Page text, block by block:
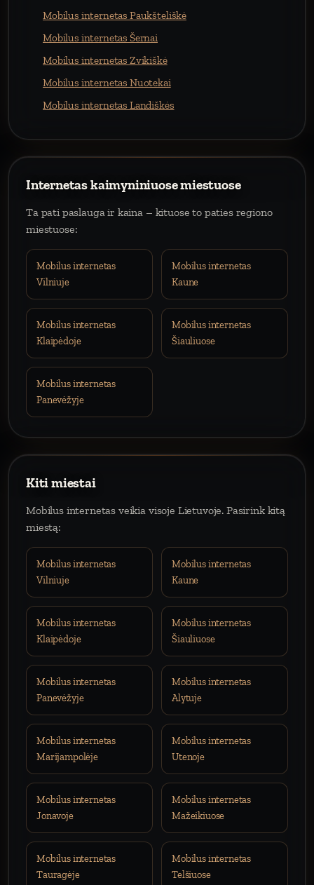
Mobilus internetas Paukšteliškė
Mobilus internetas Šernai
Mobilus internetas Zvikiškė
Mobilus internetas Nuotekai
Mobilus internetas Landiškės
Internetas kaimyniniuose miestuose
Ta pati paslauga ir kaina – kituose to paties regiono
miestuose:
Mobilus internetas
Vilniuje
Mobilus internetas
Kaune
Mobilus internetas
Klaipėdoje
Mobilus internetas
Šiauliuose
Mobilus internetas
Panevėžyje
Kiti miestai
Mobilus internetas veikia visoje Lietuvoje. Pasirink kitą
miestą:
Mobilus internetas
Vilniuje
Mobilus internetas
Kaune
Mobilus internetas
Klaipėdoje
Mobilus internetas
Šiauliuose
Mobilus internetas
Panevėžyje
Mobilus internetas
Alytuje
Mobilus internetas
Marijampolėje
Mobilus internetas
Utenoje
Mobilus internetas
Jonavoje
Mobilus internetas
Mažeikiuose
Mobilus internetas
Tauragėje
Mobilus internetas
Telšiuose